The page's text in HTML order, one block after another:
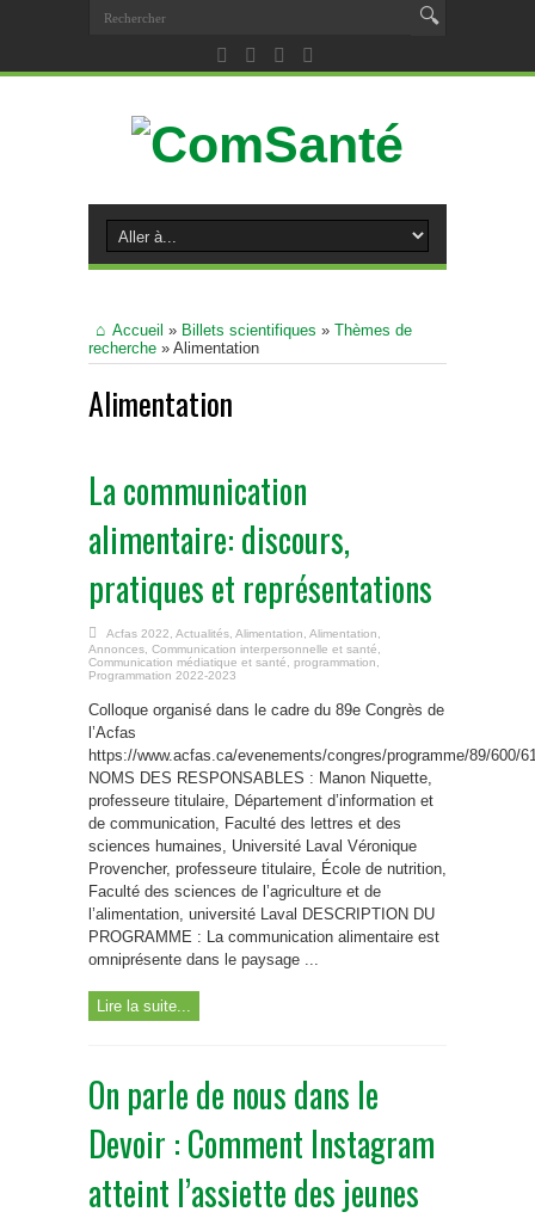
Accueil » Billets scientifiques » Thèmes de
recherche » Alimentation
Alimentation
La communication
alimentaire: discours,
pratiques et représentations
Acfas 2022 Actualités Alimentation Alimentation
Annonces Communication interpersonnelle et santé
Communication médiatique et santé
programmation
Programmation 2022-2023
Colloque organisé dans le cadre du 89e Congrès de
l’Acfas
https://www.acfas.ca/evenements/congres/programme/89/600/
NOMS DES RESPONSABLES : Manon Niquette,
professeure titulaire, Département d’information et
de communication, Faculté des lettres et des
sciences humaines, Université Laval Véronique
Provencher, professeure titulaire, École de nutrition,
Faculté des sciences de l’agriculture et de
l’alimentation, université Laval DESCRIPTION DU
PROGRAMME : La communication alimentaire est
omniprésente dans le paysage ...
Lire la suite...
On parle de nous dans le
Devoir : Comment Instagram
atteint l’assiette des jeunes